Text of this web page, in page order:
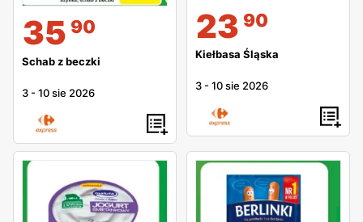
35 90
Schab z beczki
3 -10 sie 2026
23 90
Kiełbasa Śląska
3 -10 sie 2026